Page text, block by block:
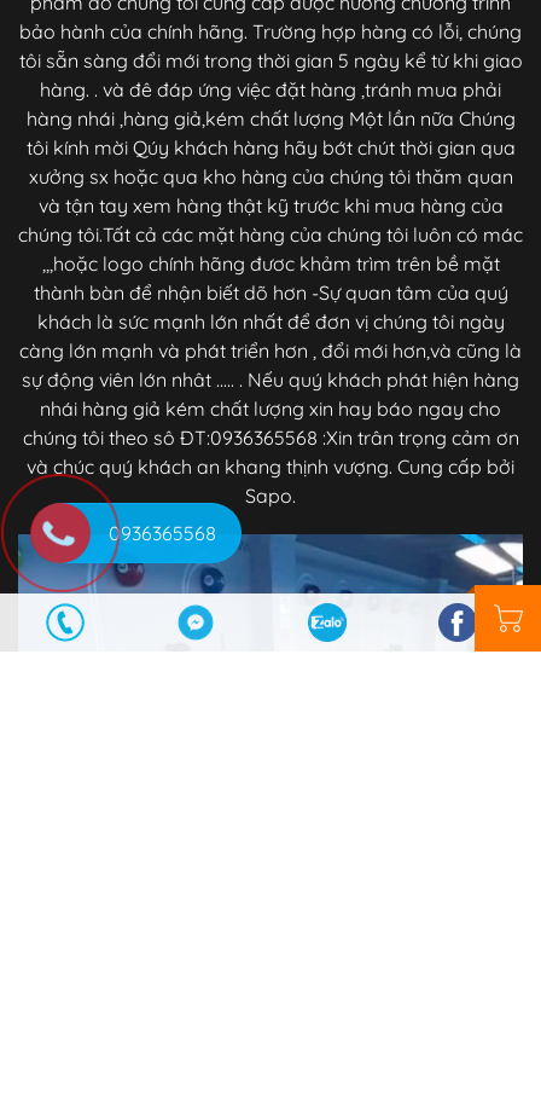
bảo hành của chính hãng. Trường hợp hàng có lỗi, chúng
tôi sẵn sàng đổi mới trong thời gian 5 ngày kể từ khi giao
hàng. . và đê đáp ứng việc đặt hàng ,tránh mua phải
hàng nhái ,hàng giả,kém chất lượng Một lần nữa Chúng
tôi kính mời Qúy khách hàng hãy bớt chút thời gian qua
xưởng sx hoặc qua kho hàng của chúng tôi thăm quan
và tận tay xem hàng thật kỹ trước khi mua hàng của
chúng tôi.Tất cả các mặt hàng của chúng tôi luôn có mác
,,,hoặc logo chính hãng đươc khảm trìm trên bề mặt
thành bàn để nhận biết dõ hơn -Sự quan tâm của quý
khách là sức mạnh lớn nhất để đơn vị chúng tôi ngày
càng lớn mạnh và phát triển hơn , đổi mới hơn,và cũng là
sự động viên lớn nhât ..... . Nếu quý khách phát hiện hàng
nhái hàng giả kém chất lượng xin hay báo ngay cho
chúng tôi theo sô ĐT:0936365568 :Xin trân trọng cảm ơn
và chúc quý khách an khang thịnh vượng. Cung cấp bởi
Sapo.
0936365568